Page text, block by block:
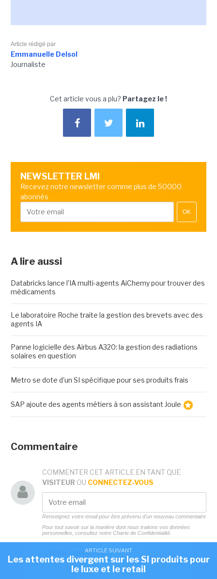
ARTICLE SUIVANT
Les attentes divergent sur les SI produits pour
le luxe et le retail
Article rédigé par
Emmanuelle Delsol
Journaliste
Cet article vous a plu? Partagez le !
NEWSLETTER LMI
Recevez notre newsletter comme plus de 50000
abonnés
OK
A lire aussi
Databricks lance l'IA multi-agents AiChemy pour trouver des
médicaments
Le laboratoire Roche traite la gestion des brevets avec des
agents IA
Panne logicielle des Airbus A320: la gestion des radiations
solaires en question
Metro se dote d'un SI spécifique pour ses produits frais
SAP ajoute des agents métiers à son assistant Joule
Commentaire
COMMENTER CET ARTICLE EN TANT QUE
VISITEUR OU CONNECTEZ-VOUS
Renseignez votre email pour être prévenu d'un nouveau commentaire
Pour tout savoir sur la manière dont nous traitons vos données
personnelles, consultez notre Charte de Confidentialité.